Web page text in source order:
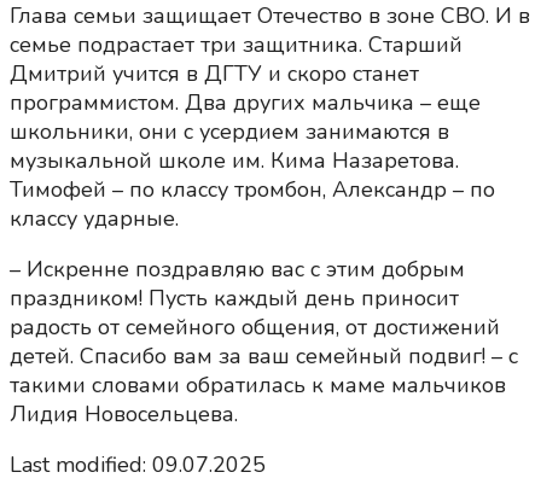
Глава семьи защищает Отечество в зоне СВО. И в
семье подрастает три защитника. Старший
Дмитрий учится в ДГТУ и скоро станет
программистом. Два других мальчика – еще
школьники, они с усердием занимаются в
музыкальной школе им. Кима Назаретова.
Тимофей – по классу тромбон, Александр – по
классу ударные.
– Искренне поздравляю вас с этим добрым
праздником! Пусть каждый день приносит
радость от семейного общения, от достижений
детей. Спасибо вам за ваш семейный подвиг! – с
такими словами обратилась к маме мальчиков
Лидия Новосельцева.
Last modified: 09.07.2025